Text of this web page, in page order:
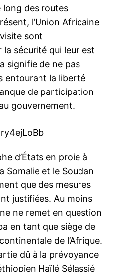
long des routes
l’Union Africaine
sont
sécurité qui leur est
signifie de ne pas
entourant la liberté
de participation
gouvernement.
d’États en proie à
Somalie et le Soudan
que des mesures
justifiées. Au moins
ne remet en question
en tant que siège de
de l’Afrique.
dû à la prévoyance
Haïlé Sélassié